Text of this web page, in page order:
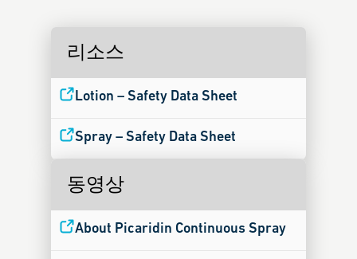
리소스
Lotion – Safety Data Sheet
Spray – Safety Data Sheet
동영상
About Picaridin Continuous Spray